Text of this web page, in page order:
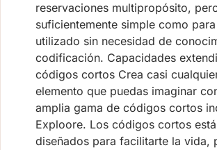
reservaciones multipropósito,
suficientemente simple como
utilizado sin necesidad de
codificación. Capacidades
códigos cortos Crea casi
elemento que puedas imaginar
amplia gama de códigos cortos
Exploore. Los códigos cortos
diseñados para facilitarte la vida,